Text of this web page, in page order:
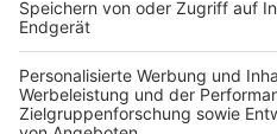
TOP-VEREINE